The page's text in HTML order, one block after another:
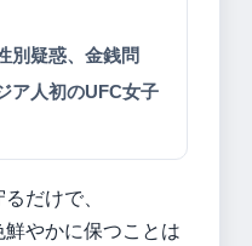
別疑惑、金銭問
ア人初のUFC女子
だけで、
やかに保つことは